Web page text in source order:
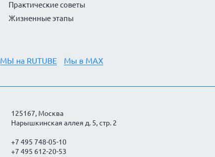
Практические советы
Жизненные этапы
МЫ на RUTUBE Мы в MAX
125167, Москва
Нарышкинская аллея д. 5, стр. 2
+7 495 748-05-10
+7 495 612-20-53